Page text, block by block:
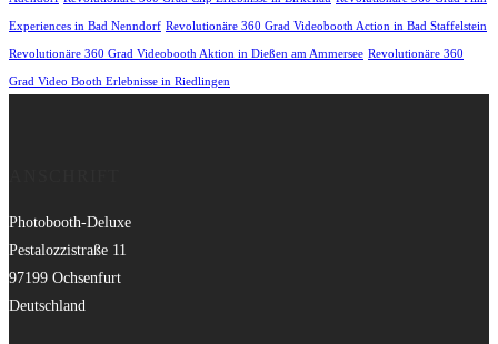
Experiences in Bad Nenndorf Revolutionäre 360 Grad Videobooth Action in Bad Staffelstein
Revolutionäre 360 Grad Videobooth Aktion in Dießen am Ammersee Revolutionäre 360
Grad Video Booth Erlebnisse in Riedlingen
Photobooth-Deluxe
Pestalozzistraße 11
97199 Ochsenfurt
Deutschland